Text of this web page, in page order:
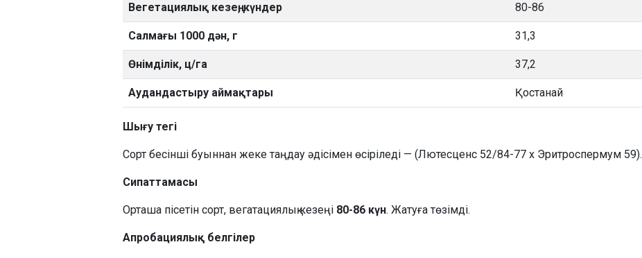
Вегетациялық кезең, күндер 80-86
Салмағы 1000 дән, г 31,3
Өнімділік, ц/га 37,2
Аудандастыру аймақтары Қостанай
Шығу тегі
Сорт бесінші буыннан жеке таңдау әдісімен өсіріледі — (Лютесценс 52/84-77 x Эритроспермум 59).
Сипаттамасы
Орташа пісетін сорт, вегатациялық кезеңі 80-86 күн. Жатуға төзімді.
Апробациялық белгілер